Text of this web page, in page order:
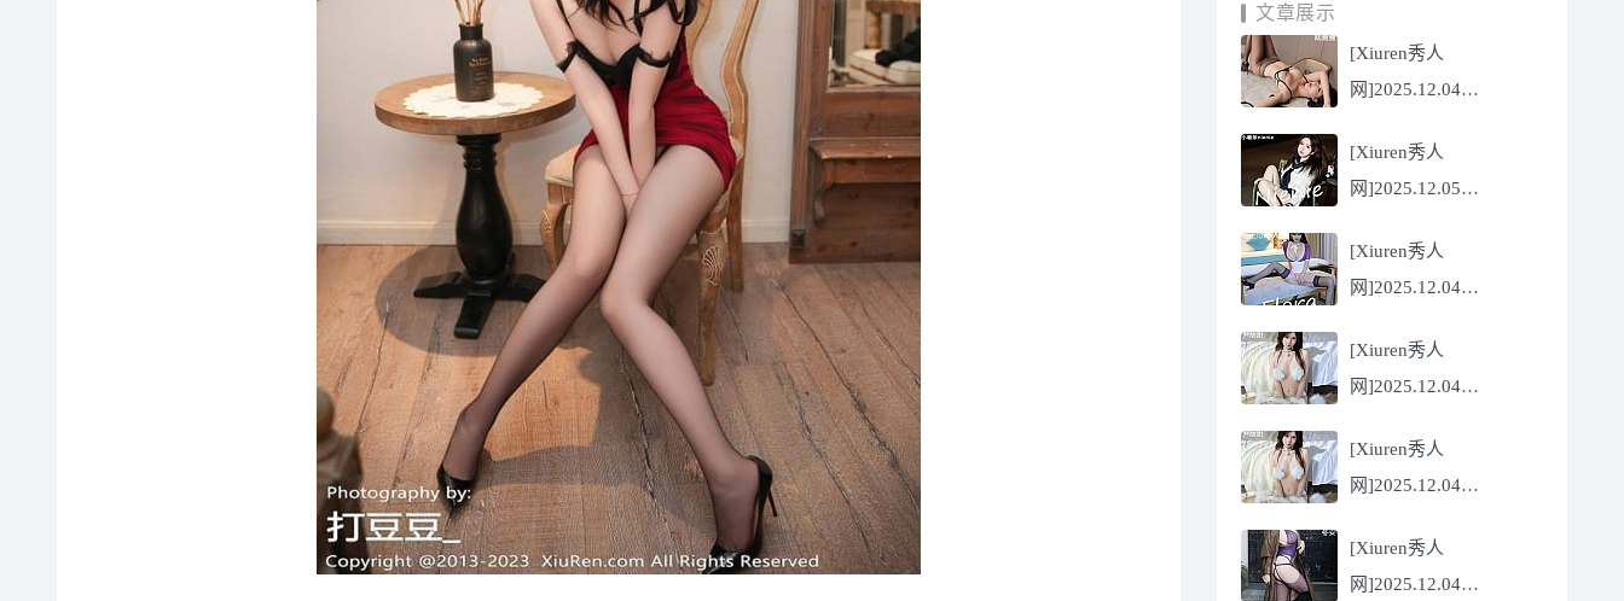
文章展示
[Xiuren秀人
网]2025.12.04
[81P/751.43MB]
[Xiuren秀人
网]2025.12.05
nienie[60P/642.39MB]
[Xiuren秀人
网]2025.12.04
Flora[81P/832.27MB]
[Xiuren秀人
网]2025.12.04
[56P/602.69MB]
[Xiuren秀人
网]2025.12.04
[56P/602.69MB]
[Xiuren秀人
网]2025.12.04